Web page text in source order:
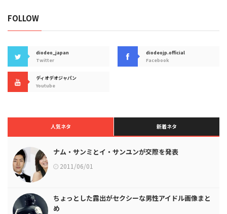
FOLLOW
diodeo_japan
Twitter
diodeojp.official
Facebook
ディオデオジャパン
Youtube
人気ネタ 新着ネタ
ナム・サンミとイ・サンユンが交際を発表
2011/06/01
ちょっとした露出がセクシーな男性アイドル画像まと
め